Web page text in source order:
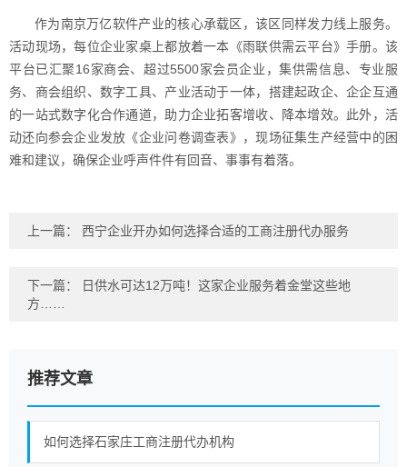
作为南京万亿软件产业的核心承载区，该区同样发力线上服务。
活动现场，每位企业家桌上都放着一本《雨联供需云平台》手册。该
平台已汇聚16家商会、超过5500家会员企业，集供需信息、专业服
务、商会组织、数字工具、产业活动于一体，搭建起政企、企企互通
的一站式数字化合作通道，助力企业拓客增收、降本增效。此外，活
动还向参会企业发放《企业问卷调查表》，现场征集生产经营中的困
难和建议，确保企业呼声件件有回音、事事有着落。
上一篇： 西宁企业开办如何选择合适的工商注册代办服务
下一篇：
日供水可达12万吨！这家企业服务着金堂这些地
方……
推荐文章
如何选择石家庄工商注册代办机构